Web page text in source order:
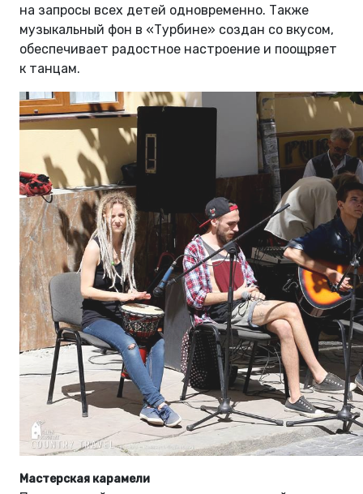
на запросы всех детей одновременно. Также
музыкальный фон в «Турбине» создан со вкусом,
обеспечивает радостное настроение и поощряет
к танцам.
Мастерская карамели